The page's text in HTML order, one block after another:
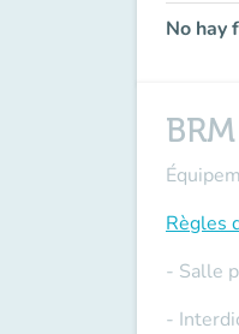
No hay
Règles
- Salle
-